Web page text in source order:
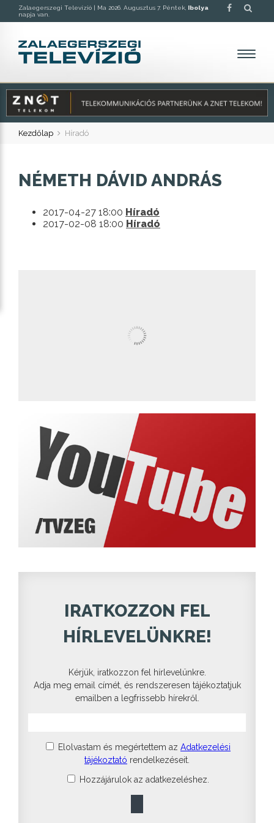
Zalaegerszegi Televízió | Ma 2026. Augusztus 7. Péntek, Ibolya
napja van.
Kezdőlap Híradó
NÉMETH DÁVID ANDRÁS
2017-04-27 18:00 Híradó
2017-02-08 18:00 Híradó
IRATKOZZON FEL
HÍRLEVELÜNKRE!
Kérjük, iratkozzon fel hírlevelünkre.
Adja meg email címét, és rendszeresen tájékoztatjuk
emailben a legfrissebb hírekről.
Elolvastam és megértettem az Adatkezelési
tájékoztató rendelkezéseit.
Hozzájárulok az adatkezeléshez.